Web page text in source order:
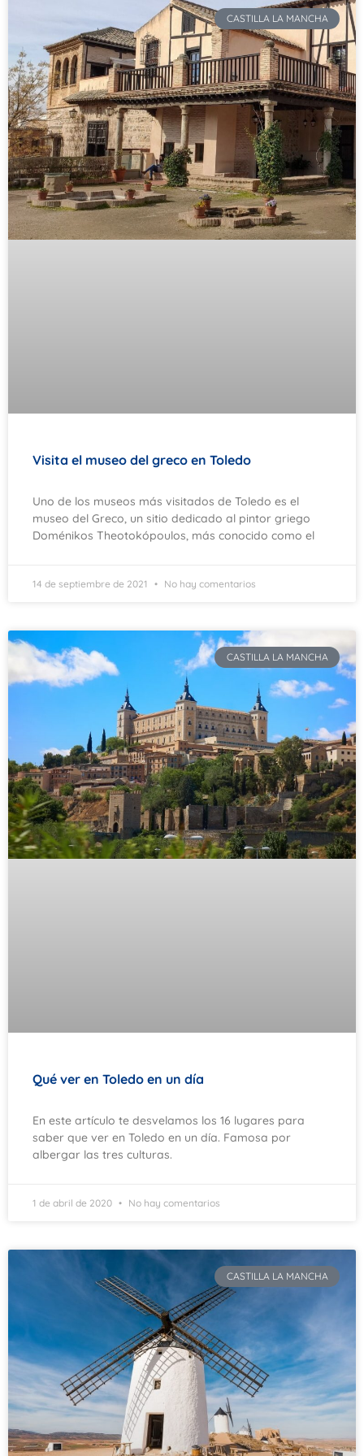
CASTILLA LA MANCHA
Visita el museo del greco en Toledo
Uno de los museos más visitados de Toledo es el
museo del Greco, un sitio dedicado al pintor griego
Doménikos Theotokópoulos, más conocido como el
14 de septiembre de 2021 No hay comentarios
CASTILLA LA MANCHA
Qué ver en Toledo en un día
En este artículo te desvelamos los 16 lugares para
saber que ver en Toledo en un día. Famosa por
albergar las tres culturas.
1 de abril de 2020 No hay comentarios
CASTILLA LA MANCHA